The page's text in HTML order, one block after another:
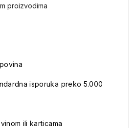
proizvodima
isporuka preko 5.000
ili karticama